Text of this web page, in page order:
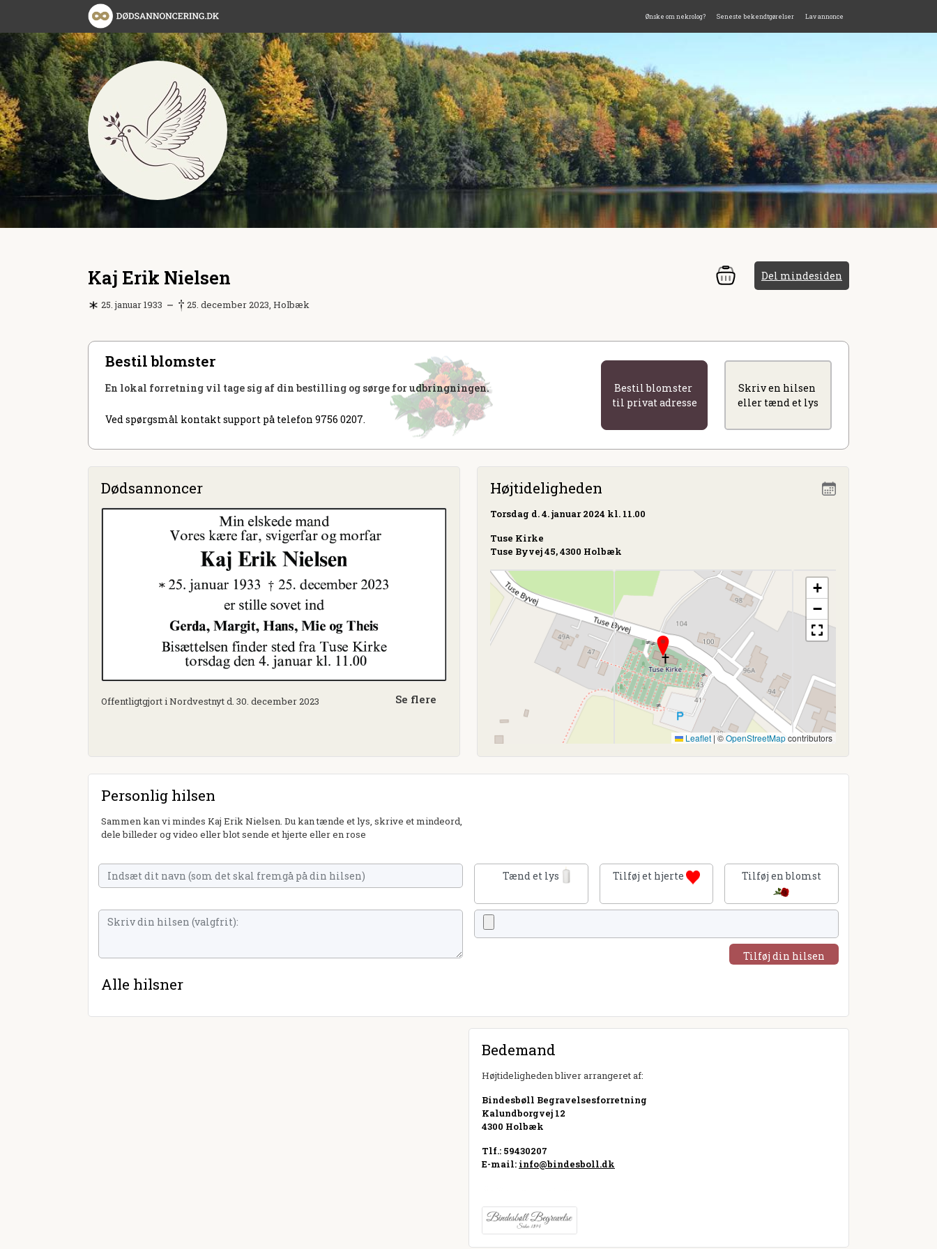
Ønske om nekrolog? Seneste bekendtgørelser Lav annonce
Kaj Erik Nielsen Del mindesiden
25. januar 1933 25. december 2023, Holbæk
Bestil blomster
En lokal forretning vil tage sig af din bestilling og sørge for udbringningen.
Ved spørgsmål kontakt support på telefon 9756 0207.
Bestil blomster
til privat adresse
Skriv en hilsen
eller tænd et lys
Dødsannoncer
Offentligtgjort i Nordvestnyt d. 30. december 2023 Se flere
Højtideligheden
Torsdag d. 4. januar 2024 kl. 11.00
Tuse Kirke
Tuse Byvej 45, 4300 Holbæk
+
−
Leaflet | ©OpenStreetMapcontributors
Personlig hilsen
Sammen kan vi mindes Kaj Erik Nielsen. Du kan tænde et lys, skrive et mindeord,
dele billeder og video eller blot sende et hjerte eller en rose
Tænd et lys Tilføj et hjerte Tilføj en blomst
Tilføj din hilsen
Alle hilsner
Bedemand
Højtideligheden bliver arrangeret af:
Bindesbøll Begravelsesforretning
Kalundborgvej 12
4300 Holbæk
Tlf.: 59430207
E-mail: info@bindesboll.dk